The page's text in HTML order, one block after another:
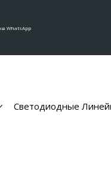
WhatsApp
Светодиодные